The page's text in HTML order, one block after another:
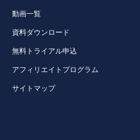
動画一覧
資料ダウンロード
無料トライアル申込
アフィリエイトプログラム
サイトマップ